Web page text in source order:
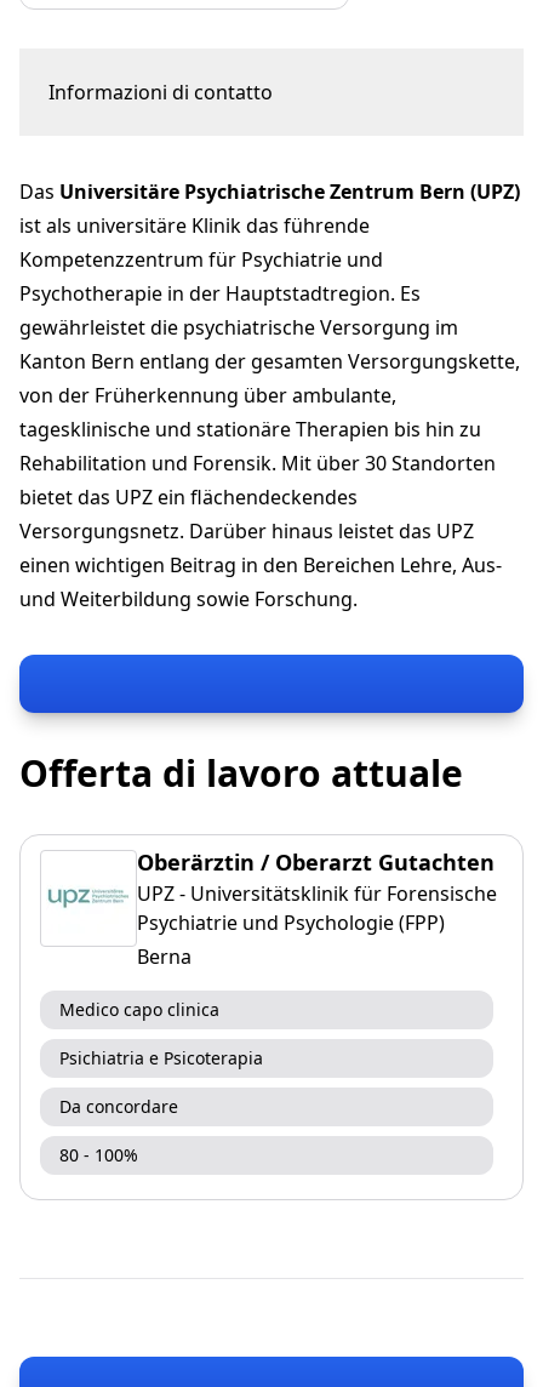
Informazioni di contatto
Bewerbungen@upz-bern.ch
upz-bern.ch
Das Universitäre Psychiatrische Zentrum Bern (UPZ)
ist als universitäre Klinik das führende
Kompetenzzentrum für Psychiatrie und
Psychotherapie in der Hauptstadtregion. Es
gewährleistet die psychiatrische Versorgung im
Kanton Bern entlang der gesamten Versorgungskette,
von der Früherkennung über ambulante,
tagesklinische und stationäre Therapien bis hin zu
Rehabilitation und Forensik. Mit über 30 Standorten
bietet das UPZ ein flächendeckendes
Versorgungsnetz. Darüber hinaus leistet das UPZ
einen wichtigen Beitrag in den Bereichen Lehre, Aus-
und Weiterbildung sowie Forschung.
Offerta di lavoro attuale
Oberärztin / Oberarzt Gutachten
UPZ - Universitätsklinik für Forensische
Psychiatrie und Psychologie (FPP)
Berna
Medico capo clinica
Psichiatria e Psicoterapia
Da concordare
80 - 100%